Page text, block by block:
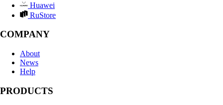
Huawei
RuStore
COMPANY
About
News
Help
PRODUCTS